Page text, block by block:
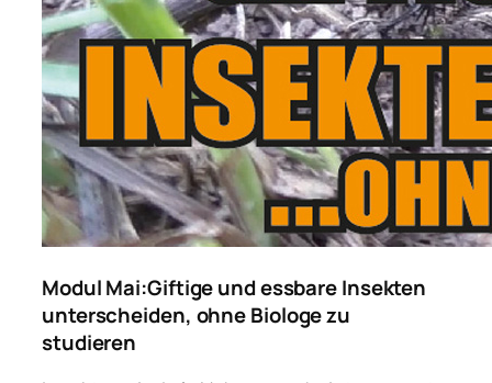
Modul Mai:Giftige und essbare Insekten
unterscheiden, ohne Biologe zu
studieren